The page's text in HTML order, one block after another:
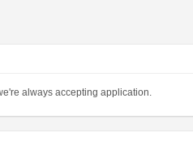
always accepting application.